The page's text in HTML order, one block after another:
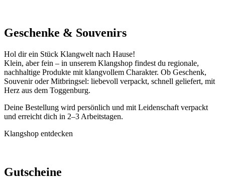
Geschenke & Souvenirs
Hol dir ein Stück Klangwelt nach Hause!
Klein, aber fein – in unserem Klangshop findest du regionale,
nachhaltige Produkte mit klangvollem Charakter. Ob Geschenk,
Souvenir oder Mitbringsel: liebevoll verpackt, schnell geliefert, mit
Herz aus dem Toggenburg.
Deine Bestellung wird persönlich und mit Leidenschaft verpackt
und erreicht dich in 2–3 Arbeitstagen.
Klangshop entdecken
Gutscheine